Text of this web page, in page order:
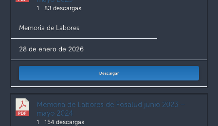
1 83 descargas
Memoria de Labores
28 de enero de 2026
Descargar
Memoria de Labores de Fosalud junio 2023 –
mayo 2024
1 154 descargas